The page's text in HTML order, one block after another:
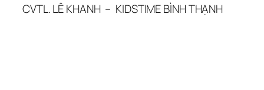
CVTL. LÊ KHANH – KIDSTIME BÌNH THẠNH